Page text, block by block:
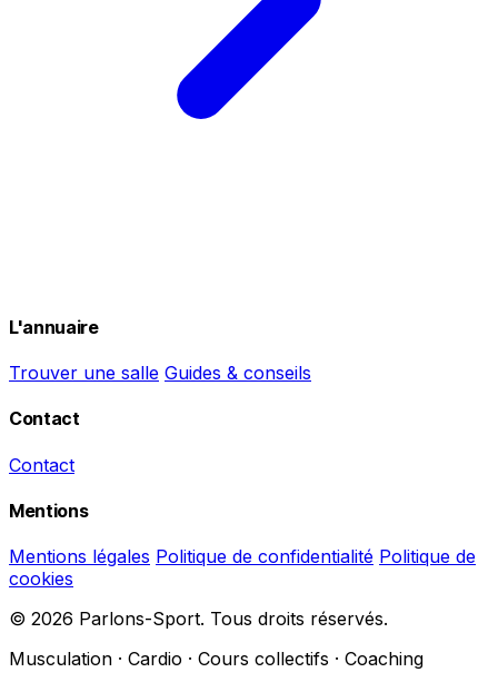
L'annuaire
Trouver une salle Guides & conseils
Contact
Contact
Mentions
Mentions légales Politique de confidentialité Politique de
cookies
© 2026 Parlons-Sport. Tous droits réservés.
Musculation · Cardio · Cours collectifs · Coaching